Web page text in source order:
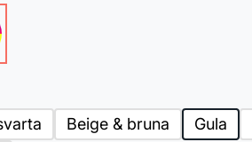
Beige & bruna Gula